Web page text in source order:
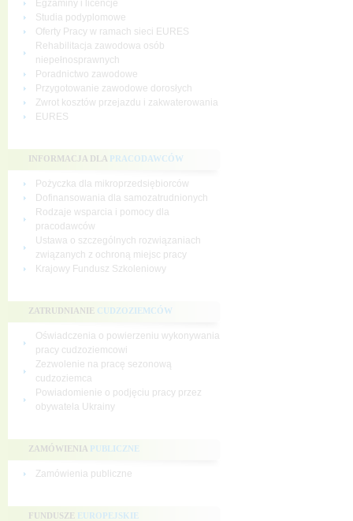
Egzaminy i licencje
Studia podyplomowe
Oferty Pracy w ramach sieci EURES
Rehabilitacja zawodowa osób
niepełnosprawnych
Poradnictwo zawodowe
Przygotowanie zawodowe dorosłych
Zwrot kosztów przejazdu i zakwaterowania
EURES
INFORMACJA DLA PRACODAWCÓW
Pożyczka dla mikroprzedsiębiorców
Dofinansowania dla samozatrudnionych
Rodzaje wsparcia i pomocy dla
pracodawców
Ustawa o szczególnych rozwiązaniach
związanych z ochroną miejsc pracy
Krajowy Fundusz Szkoleniowy
ZATRUDNIANIE CUDZOZIEMCÓW
Oświadczenia o powierzeniu wykonywania
pracy cudzoziemcowi
Zezwolenie na pracę sezonową
cudzoziemca
Powiadomienie o podjęciu pracy przez
obywatela Ukrainy
ZAMÓWIENIA PUBLICZNE
Zamówienia publiczne
FUNDUSZE EUROPEJSKIE